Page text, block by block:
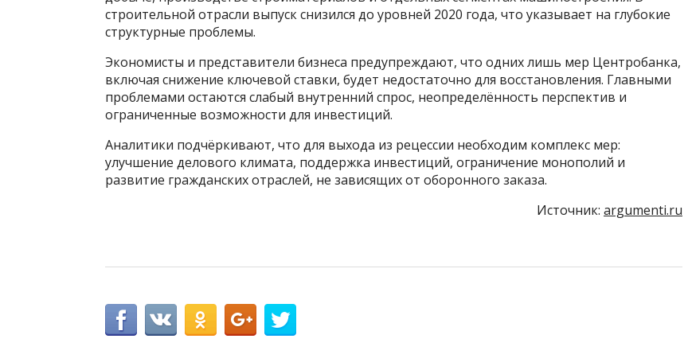
строительной отрасли выпуск снизился до уровней 2020 года, что указывает на глубокие
структурные проблемы.
Экономисты и представители бизнеса предупреждают, что одних лишь мер Центробанка,
включая снижение ключевой ставки, будет недостаточно для восстановления. Главными
проблемами остаются слабый внутренний спрос, неопределённость перспектив и
ограниченные возможности для инвестиций.
Аналитики подчёркивают, что для выхода из рецессии необходим комплекс мер:
улучшение делового климата, поддержка инвестиций, ограничение монополий и
развитие гражданских отраслей, не зависящих от оборонного заказа.
Источник: argumenti.ru